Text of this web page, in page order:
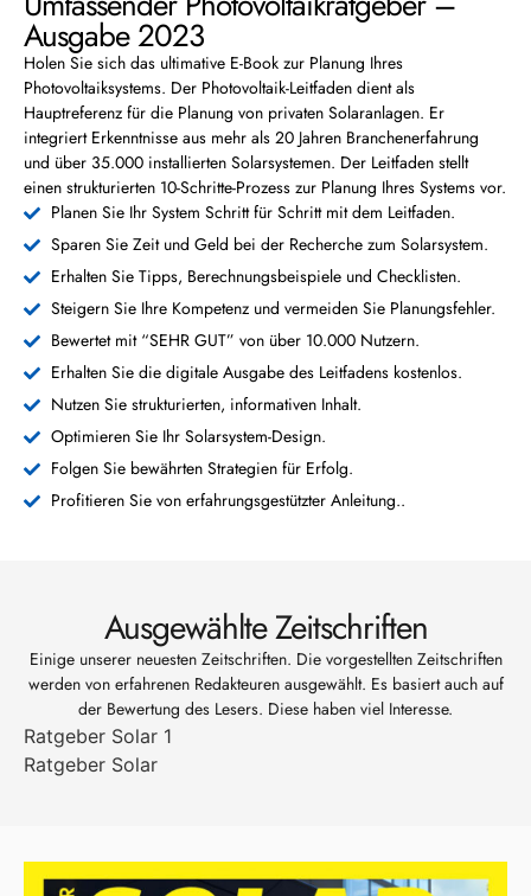
Ausgabe 2023
Holen Sie sich das ultimative E-Book zur Planung Ihres
Photovoltaiksystems. Der Photovoltaik-Leitfaden dient als
Hauptreferenz für die Planung von privaten Solaranlagen. Er
integriert Erkenntnisse aus mehr als 20 Jahren Branchenerfahrung
und über 35.000 installierten Solarsystemen. Der Leitfaden stellt
einen strukturierten 10-Schritte-Prozess zur Planung Ihres Systems vor.
Planen Sie Ihr System Schritt für Schritt mit dem Leitfaden.
Sparen Sie Zeit und Geld bei der Recherche zum Solarsystem.
Erhalten Sie Tipps, Berechnungsbeispiele und Checklisten.
Steigern Sie Ihre Kompetenz und vermeiden Sie Planungsfehler.
Bewertet mit “SEHR GUT” von über 10.000 Nutzern.
Erhalten Sie die digitale Ausgabe des Leitfadens kostenlos.
Nutzen Sie strukturierten, informativen Inhalt.
Optimieren Sie Ihr Solarsystem-Design.
Folgen Sie bewährten Strategien für Erfolg.
Profitieren Sie von erfahrungsgestützter Anleitung..
Ausgewählte Zeitschriften
Einige unserer neuesten Zeitschriften. Die vorgestellten Zeitschriften
werden von erfahrenen Redakteuren ausgewählt. Es basiert auch auf
der Bewertung des Lesers. Diese haben viel Interesse.
Ratgeber Solar 1
Ratgeber Solar